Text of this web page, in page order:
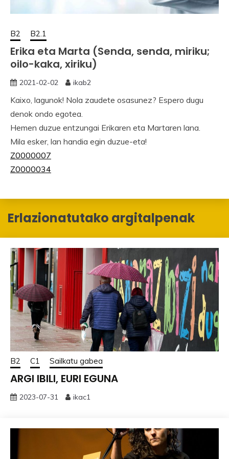
B2 B2.1
Erika eta Marta (Senda, senda, miriku;
oilo-kaka, xiriku)
2021-02-02 ikab2
Kaixo, lagunok! Nola zaudete osasunez? Espero dugu
denok ondo egotea.
Hemen duzue entzungai Erikaren eta Martaren lana.
Mila esker, lan handia egin duzue-eta!
Z0000007
Z0000034
Erlazionatutako argitalpenak
B2 C1 Sailkatu gabea
ARGI IBILI, EURI EGUNA
2023-07-31 ikac1